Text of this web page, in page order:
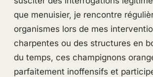
que menuisier, je rencontre
organismes lors de mes
charpentes ou des structures en
du temps, ces champignons
parfaitement inoffensifs et